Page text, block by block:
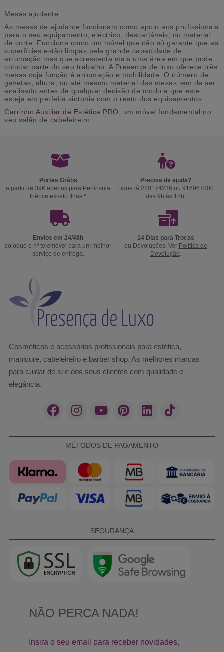
Mesas ajudante
As mesas de ajudante funcionam como apoio aos profissionais
para o seu equipamento, eléctrico, descartáveis, ou material
de corte. Funciona como um móvel que não só garante que as
superfícies estão limpas pela grande capacidade de
arrumação mas que acrescenta mais uma área em que pode
colocar parte do seu trabalho. A Presença de luxo oferece três
mesas cuja função é arrumação e mobilidade. O número de
gavetas, altura, ou até mesmo material das mesas tem de ser
analisado antes de qualquer decisão de modo a que este
esteja em perfeita sintonia com o resto dos equipamentos.
Carrinho Auxiliar de Estética PRO , um móvel fundamental no
seu salão de cabeleireiro.
Portes Grátis
a partir de 39€ apenas para Península
Ibérica exceto Ilhas *
Precisa de ajuda?
Ligue já 220174236 ou 916967800
das 9h às 18h.
Envios em 24/48h
coloque o nº telemóvel para um melhor
serviço de entrega.
14 Dias para Trocas
ou Devoluções. Ver Politica de
Devolução.
Cosméticos e acessórios profissionais para estética,
manicure, cabeleireiro e barber shop. As melhores marcas
para cuidar de si e dos seus clientes com qualidade e
elegância.
MÉTODOS DE PAGAMENTO
SEGURANÇA